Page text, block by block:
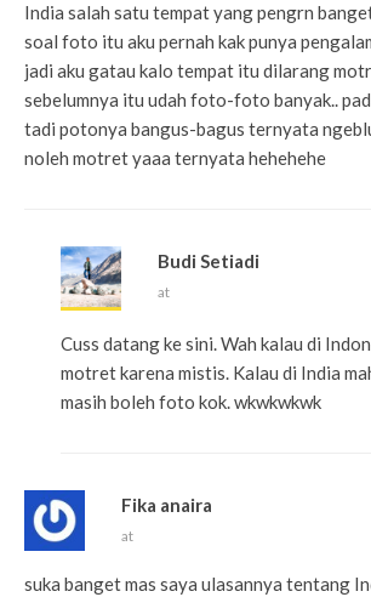
India salah satu tempat yang pengrn
soal foto itu aku pernah kak punya
jadi aku gatau kalo tempat itu dilarang
sebelumnya itu udah foto-foto banyak..
tadi potonya bangus-bagus ternyata
noleh motret yaaa ternyata hehehehe
Budi Setiadi
at
Cuss datang ke sini. Wah kalau di
motret karena mistis. Kalau di India
masih boleh foto kok. wkwkwkwk
Fika anaira
at
suka banget mas saya ulasannya tentang